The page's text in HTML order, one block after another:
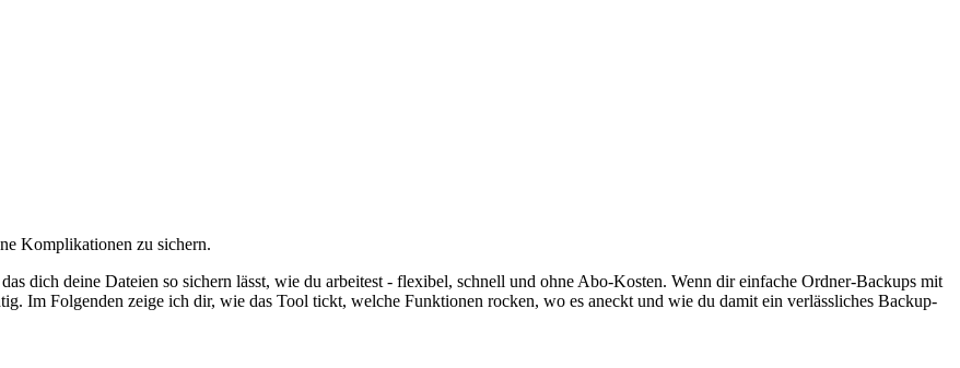
Komplikationen zu sichern.
dich deine Dateien so sichern lässt, wie du arbeitest - flexibel, schnell und ohne Abo-Kosten. Wenn dir einfache Ordner-Backups mit
Im Folgenden zeige ich dir, wie das Tool tickt, welche Funktionen rocken, wo es aneckt und wie du damit ein verlässliches Backup-